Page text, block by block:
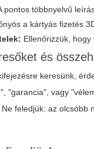
pontos többnyelvű
a kártyás fizetés
Ellenőrizzük,
és
keresünk,
"garancia", vagy
feledjük: az